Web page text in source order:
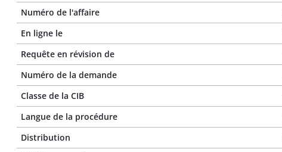
Numéro de l'affaire
En ligne le
Requête en révision de
Numéro de la demande
Classe de la CIB
Langue de la procédure
Distribution